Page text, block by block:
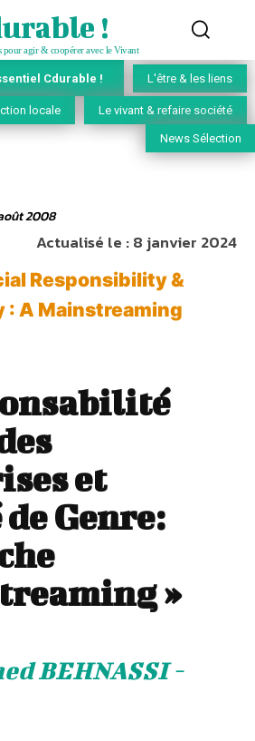
!
pour agir & coopérer avec le Vivant
Cdurable ! L'être & les liens
locale Le vivant & refaire société
News Sélection
2008
Actualisé le :8 janvier 2024
Responsibility &
: A Mainstreaming
et
Genre:
»
BEHNASSI -